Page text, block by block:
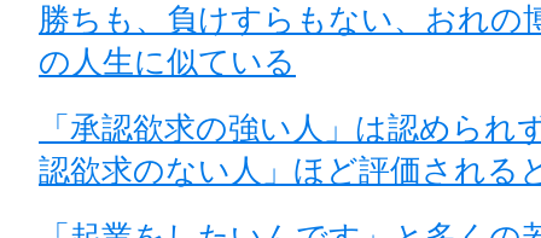
勝ちも、負けすらもない、おれの
の人生に似ている
「承認欲求の強い人」は認められ
認欲求のない人」ほど評価される